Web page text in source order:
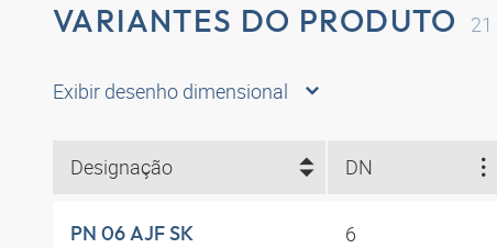
VARIANTES DO PRODUTO 21
Exibir desenho dimensional
Designação DN
PN 06 AJF SK 6